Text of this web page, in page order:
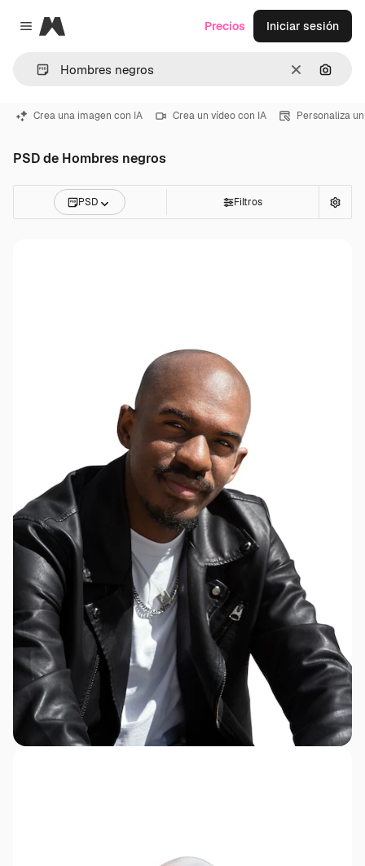
Close menu
Magnific
Borrar
Precios Iniciar sesión
Crea una imagen con IA Crea un vídeo con IA Personaliza
PSD de Hombres negros
PSD Filtros